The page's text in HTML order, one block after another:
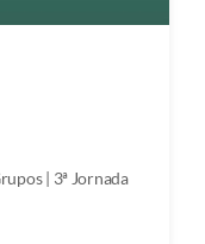
| 3ª Jornada